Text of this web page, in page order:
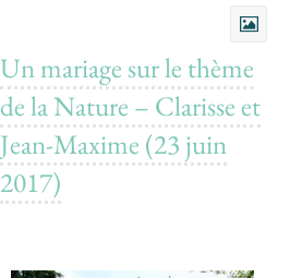
Un mariage sur le thème
de la Nature – Clarisse et
Jean-Maxime (23 juin
2017)